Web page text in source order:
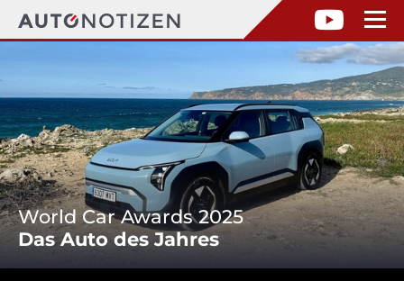
World Car Awards 2025
Das Auto des Jahres